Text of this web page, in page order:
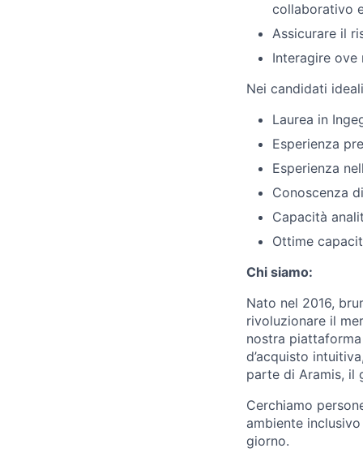
collaborativo
Assicurare il
Interagire
Nei candidati
Laurea in
Esperienza
Esperienza
Conoscenza
Capacità
Ottime
Chi siamo:
Nato nel 2016,
rivoluzionare il
nostra
d’acquisto
parte di Aramis, il
Cerchiamo
ambiente
giorno.